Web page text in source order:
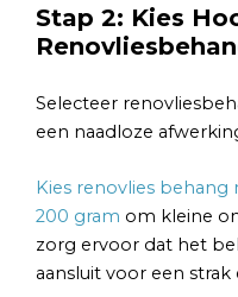
Stap 2: Kies
Selecteer
een naadloze
Kies renovlies
200 gram om kleine
zorg ervoor dat het
aansluit voor een strak